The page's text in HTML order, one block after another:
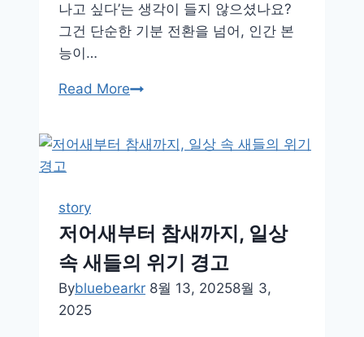
나고 싶다’는 생각이 들지 않으셨나요?
그건 단순한 기분 전환을 넘어, 인간 본
능이…
Read More숲
삭
온
함,
마
story
저어새부터 참새까지, 일상
속 새들의 위기 경고
Bybluebearkr 8월 13, 20258월 3,
2025